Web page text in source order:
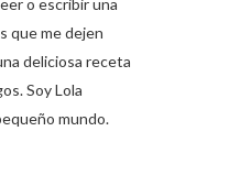
o escribir una
que me dejen
deliciosa receta
Soy Lola
mundo.